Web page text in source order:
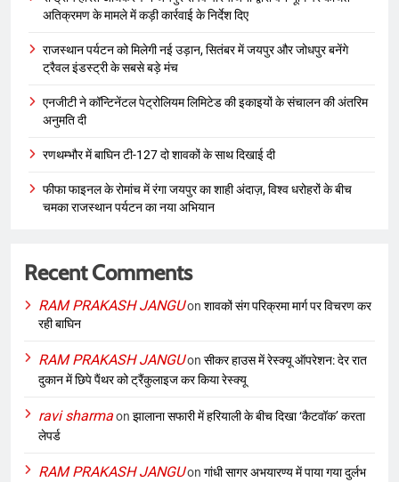
अतिक्रमण के मामले में कड़ी कार्रवाई के निर्देश दिए
राजस्थान पर्यटन को मिलेगी नई उड़ान, सितंबर में जयपुर और जोधपुर बनेंगे
ट्रैवल इंडस्ट्री के सबसे बड़े मंच
एनजीटी ने कॉन्टिनेंटल पेट्रोलियम लिमिटेड की इकाइयों के संचालन की अंतरिम
अनुमति दी
रणथम्भौर में बाघिन टी-127 दो शावकों के साथ दिखाई दी
फीफा फाइनल के रोमांच में रंगा जयपुर का शाही अंदाज़, विश्व धरोहरों के बीच
चमका राजस्थान पर्यटन का नया अभियान
Recent Comments
RAM PRAKASH JANGUon शावकों संग परिक्रमा मार्ग पर विचरण कर
रही बाघिन
RAM PRAKASH JANGUon सीकर हाउस में रेस्क्यू ऑपरेशन: देर रात
दुकान में छिपे पैंथर को ट्रैंकुलाइज कर किया रेस्क्यू
ravi sharmaon झालाना सफारी में हरियाली के बीच दिखा ‘कैटवॉक’ करता
लेपर्ड
RAM PRAKASH JANGUon गांधी सागर अभयारण्य में पाया गया दुर्लभ